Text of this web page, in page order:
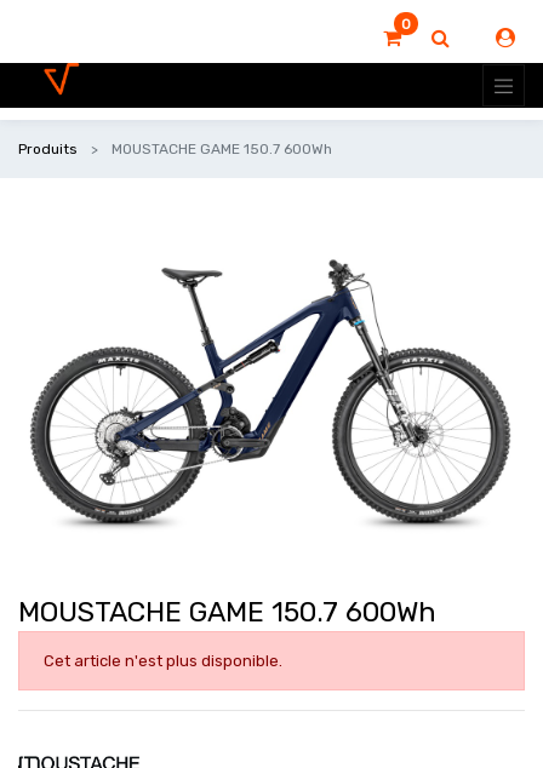
0
Produits MOUSTACHE GAME 150.7 600Wh
MOUSTACHE GAME 150.7 600Wh
Cet article n'est plus disponible.